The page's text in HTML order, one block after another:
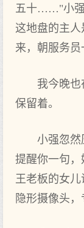
五十……"小强
这地盘的主
来，朝服务员
我今晚
保留着。
小强忽然
提醒你一句，
王老板的女
隐形摄像头